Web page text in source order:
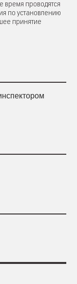
время проводятся
по установлению
принятие